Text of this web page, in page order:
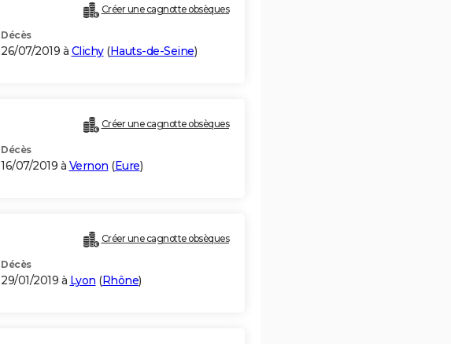
Créer une cagnotte obsèques
Décès
26/07/2019 à Clichy(Hauts-de-Seine)
Créer une cagnotte obsèques
Décès
16/07/2019 à Vernon (Eure)
Créer une cagnotte obsèques
Décès
29/01/2019 à Lyon (Rhône)